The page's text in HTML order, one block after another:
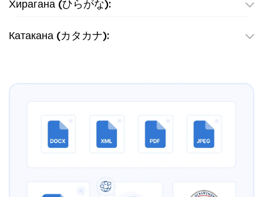
Хирагана (ひらがな):
Катакана (カタカナ):